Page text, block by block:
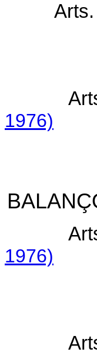
1976)
1976)